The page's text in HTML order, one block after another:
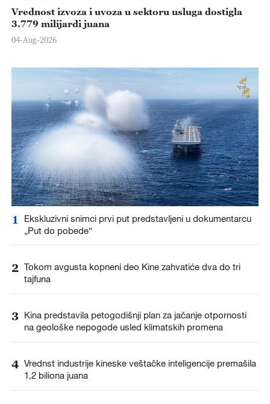
Vrednost izvoza i uvoza u sektoru usluga dostigla
3.779 milijardi juana
04-Aug-2026
1
Ekskluzivni snimci prvi put predstavljeni u dokumentarcu
„Put do pobede“
2 Tokom avgusta kopneni deo Kine zahvatiće dva do tri
tajfuna
3 Kina predstavila petogodišnji plan za jačanje otpornosti
na geološke nepogode usled klimatskih promena
4 Vrednst industrije kineske veštačke inteligencije premašila
1,2 biliona juana